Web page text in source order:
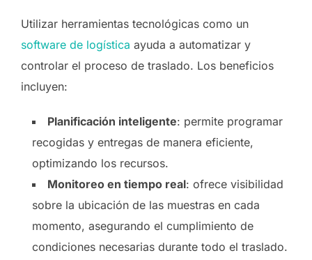
Utilizar herramientas tecnológicas como un
software de logística ayuda a automatizar y
controlar el proceso de traslado. Los beneficios
incluyen:
Planificación inteligente: permite programar
recogidas y entregas de manera eficiente,
optimizando los recursos.
Monitoreo en tiempo real: ofrece visibilidad
sobre la ubicación de las muestras en cada
momento, asegurando el cumplimiento de
condiciones necesarias durante todo el traslado.